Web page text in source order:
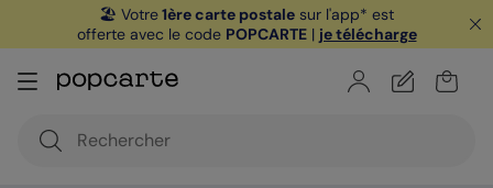
🏖️ Votre1ère carte postale sur l'app* est
offerte avec le code POPCARTE| je télécharge